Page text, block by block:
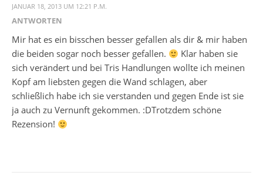
JANUAR 18, 2013 UM 12:21 P.M.
ANTWORTEN
Mir hat es ein bisschen besser gefallen als dir & mir haben
die beiden sogar noch besser gefallen.
Klar haben sie
sich verändert und bei Tris Handlungen wollte ich meinen
Kopf am liebsten gegen die Wand schlagen, aber
schließlich habe ich sie verstanden und gegen Ende ist sie
ja auch zu Vernunft gekommen. :DTrotzdem schöne
Rezension!